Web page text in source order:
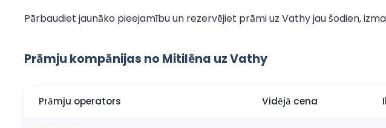
Pārbaudiet jaunāko pieejamību un rezervējiet prāmi uz Vathy jau šodien,
Prāmju kompānijas no Mitilēna uz Vathy
Prāmju operators Vidējā cena